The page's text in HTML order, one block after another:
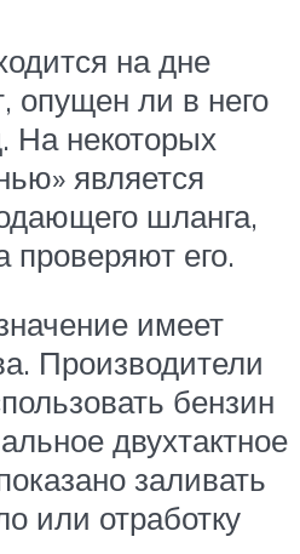
на дне
опущен ли в него
На некоторых
является
шланга,
проверяют его.
имеет
Производители
бензин
двухтактное
заливать
или отработку